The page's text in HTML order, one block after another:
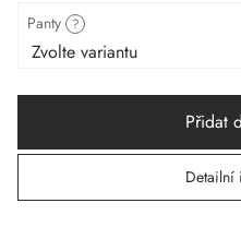
Panty ?
Přidat
Detailní